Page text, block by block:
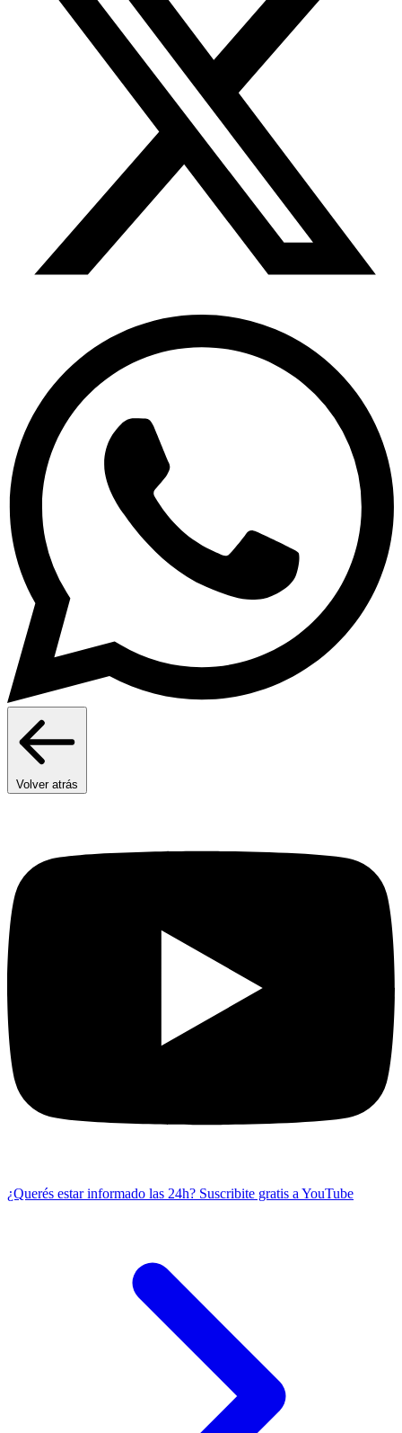
Volver atrás
¿Querés estar informado las 24h? Suscribite gratis a YouTube